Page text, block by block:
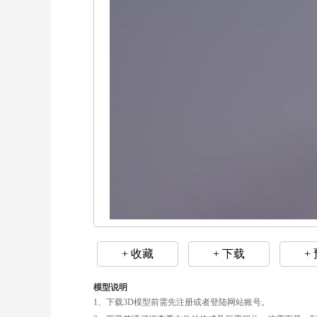
+ 收藏 + 下载 +
模型说明
1、下载3D模型前需先注册或者登陆网站账号。